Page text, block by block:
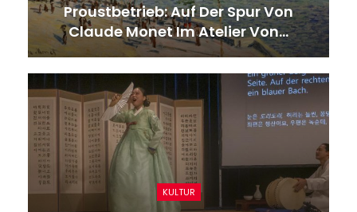
Proustbetrieb: Auf Der Spur Von
Claude Monet Im Atelier Von…
KULTUR